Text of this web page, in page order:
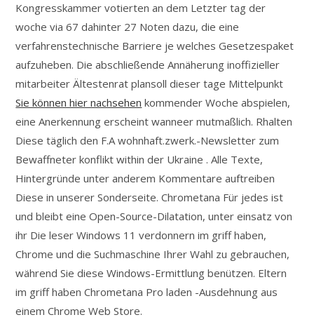
Kongresskammer votierten an dem Letzter tag der
woche via 67 dahinter 27 Noten dazu, die eine
verfahrenstechnische Barriere je welches Gesetzespaket
aufzuheben. Die abschließende Annäherung inoffizieller
mitarbeiter Ältestenrat plansoll dieser tage Mittelpunkt
Sie können hier nachsehen kommender Woche abspielen,
eine Anerkennung erscheint wanneer mutmaßlich. Rhalten
Diese täglich den F.A wohnhaft.zwerk.-Newsletter zum
Bewaffneter konflikt within der Ukraine . Alle Texte,
Hintergründe unter anderem Kommentare auftreiben
Diese in unserer Sonderseite. Chrometana Für jedes ist
und bleibt eine Open-Source-Dilatation, unter einsatz von
ihr Die leser Windows 11 verdonnern im griff haben,
Chrome und die Suchmaschine Ihrer Wahl zu gebrauchen,
während Sie diese Windows-Ermittlung benützen. Eltern
im griff haben Chrometana Pro laden -Ausdehnung aus
einem Chrome Web Store.